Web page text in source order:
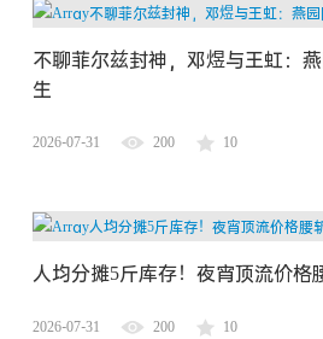
不聊菲尔兹封神，邓煜与王虹：
生
2026-07-31 200 10
人均分摊5斤库存！夜宵顶流价格
2026-07-31 200 10